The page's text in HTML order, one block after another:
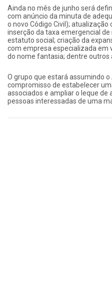
Ainda no mês de junho será
com anúncio da minuta de
o novo Código Civil);
inserção da taxa emergencial
estatuto social; criação da
com empresa especializada em
do nome fantasia; dentre outros
O grupo que estará assumindo
compromisso de estabelecer
associados e ampliar o leque de
pessoas interessadas de uma